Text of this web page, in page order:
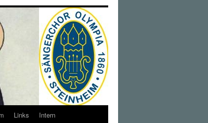
Links Intern